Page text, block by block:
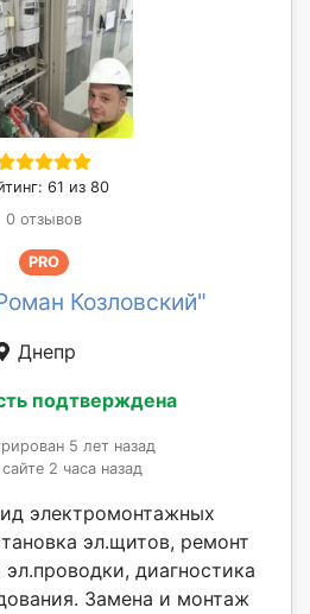
61 из 80
0 отзывов
PRO
Козловский"
Днепр
подтверждена
5 лет назад
2 часа назад
электромонтажных
эл.щитов, ремонт
диагностика
Замена и монтаж